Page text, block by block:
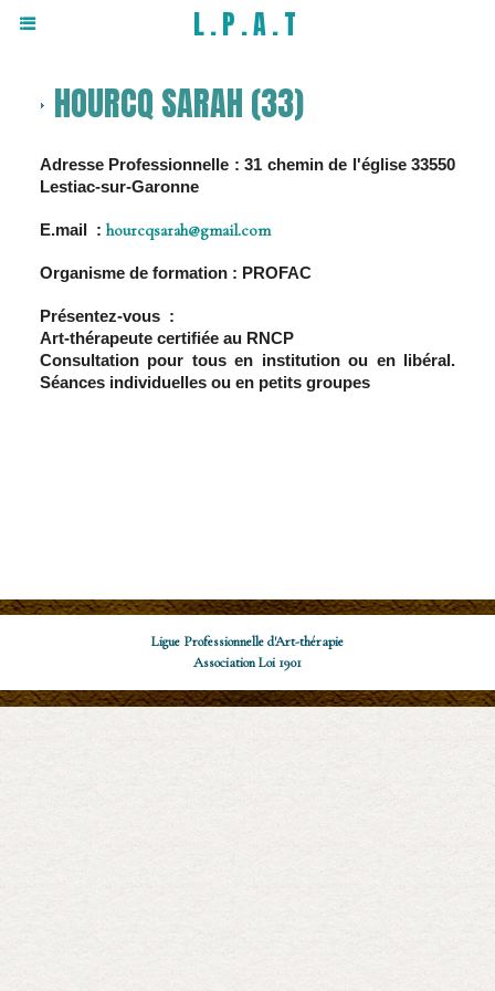
L.P.A.T
HOURCQ SARAH (33)
Adresse Professionnelle : 31 chemin de l'église 33550
Lestiac-sur-Garonne
E.mail :hourcqsarah@gmail.com
Organisme de formation : PROFAC
Présentez-vous :
Art-thérapeute certifiée au RNCP
Consultation pour tous en institution ou en libéral.
Séances individuelles ou en petits groupes
Ligue Professionnelle d'Art-thérapie
Association Loi 1901